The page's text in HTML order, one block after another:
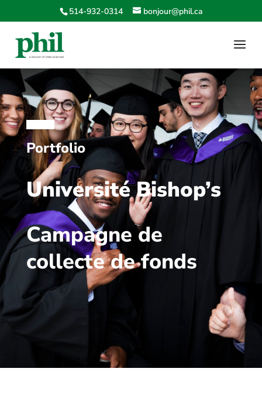
514-932-0314 bonjour@phil.ca
Portfolio
Université Bishop’s
Campagne de
collecte de fonds